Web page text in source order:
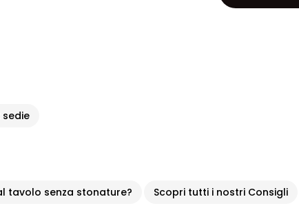
sedie
tavolo senza stonature? Scopri tutti i nostri Consigli